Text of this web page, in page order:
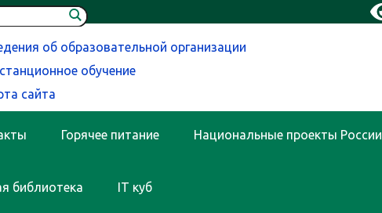
об образовательной организации
обучение
сайта
Горячее питание Национальные проекты России
библиотека IT куб